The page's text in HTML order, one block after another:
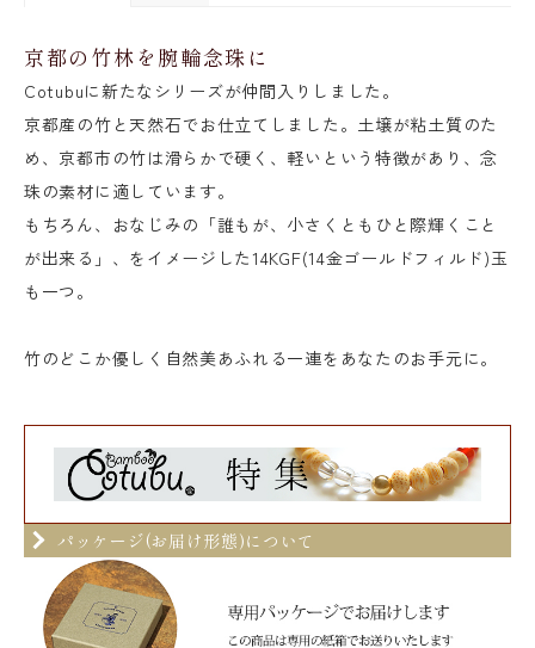
京都の竹林を腕輪念珠に
Cotubuに新たなシリーズが仲間入りしました。
京都産の竹と天然石でお仕立てしました。土壌が粘土質のた
め、京都市の竹は滑らかで硬く、軽いという特徴があり、念
珠の素材に適しています。
もちろん、おなじみの「誰もが、小さくともひと際輝くこと
が出来る」、をイメージした14KGF(14金ゴールドフィルド)玉
も一つ。
竹のどこか優しく自然美あふれる一連をあなたのお手元に。
パッケージ(お届け形態)について